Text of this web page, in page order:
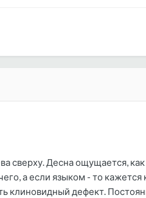
сверху. Десна ощущается,
а если языком - то кажется
клиновидный дефект.